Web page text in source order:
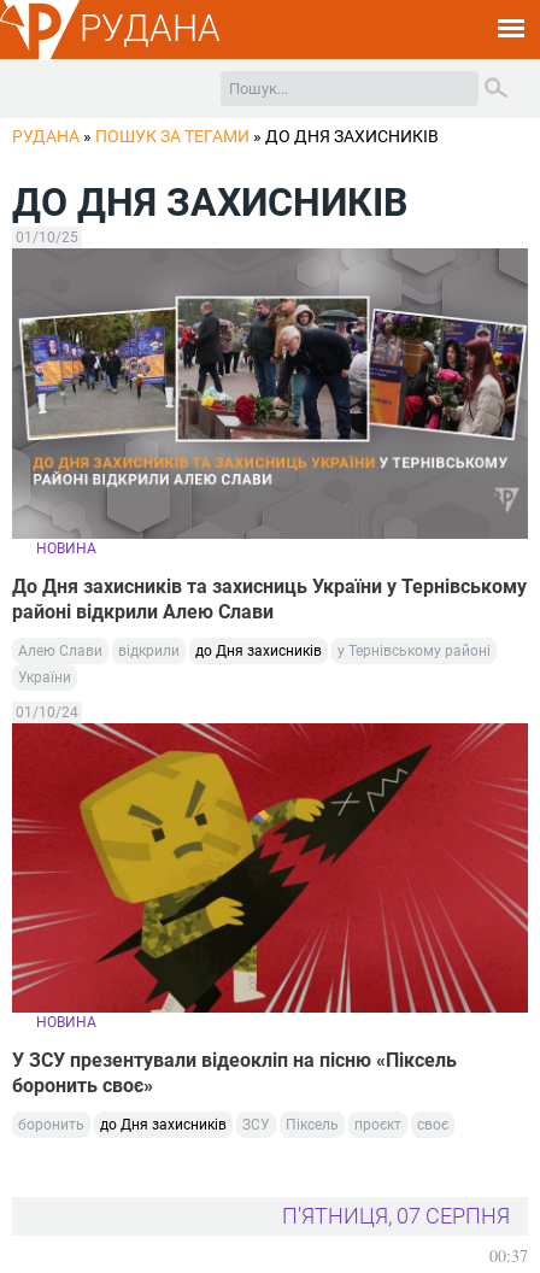
РУДАНА
РУДАНА » ПОШУК ЗА ТЕГАМИ » ДО ДНЯ ЗАХИСНИКІВ
ДО ДНЯ ЗАХИСНИКІВ
01/10/25
НОВИНА
До Дня захисників та захисниць України у Тернівському
районі відкрили Алею Слави
Алею Слави відкрили до Дня захисників
у Тернівському районі
України
01/10/24
НОВИНА
У ЗСУ презентували відеокліп на пісню «Піксель
боронить своє»
боронить до Дня захисників ЗСУ Піксель проєкт своє
П'ЯТНИЦЯ, 07 СЕРПНЯ
00:37